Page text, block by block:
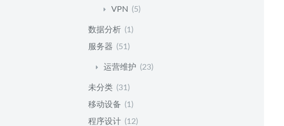
VPN (5)
数据分析 (1)
服务器 (51)
运营维护 (23)
未分类 (31)
移动设备 (1)
程序设计 (12)